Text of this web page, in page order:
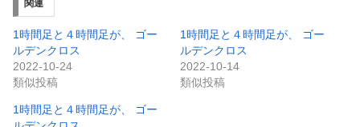
関連
1時間足と４時間足が、 ゴー
ルデンクロス
2022-10-24
類似投稿
1時間足と４時間足が、 ゴー
ルデンクロス
2022-10-14
類似投稿
1時間足と４時間足が、 ゴー